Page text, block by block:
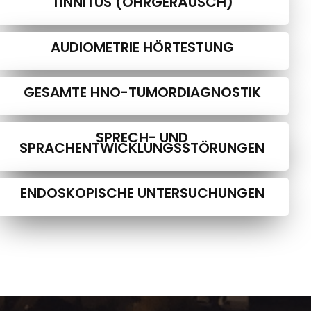
AUDIOMETRIE HÖRTESTUNG
GESAMTE HNO-TUMORDIAGNOSTIK
SPRECH- UND
SPRACHENTWICKLUNGSSTÖRUNGEN
ENDOSKOPISCHE UNTERSUCHUNGEN